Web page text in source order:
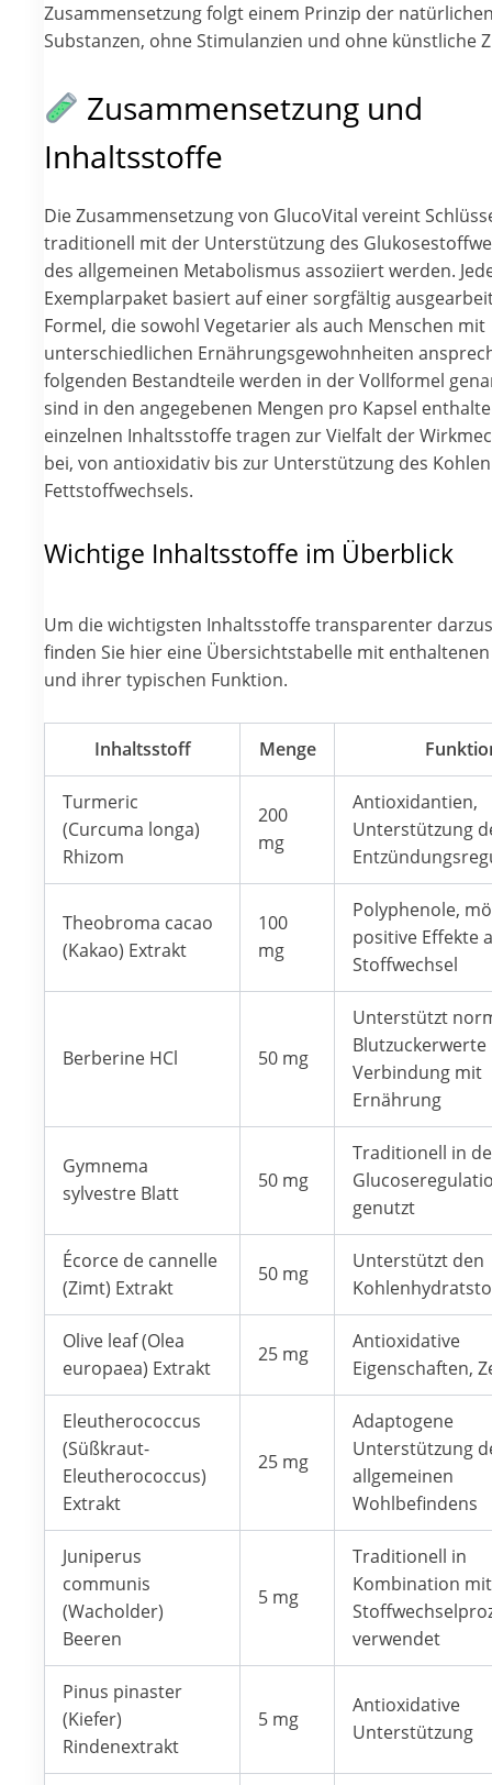
Zusammensetzung folgt einem Prinzip der
Substanzen, ohne Stimulanzien und ohne künstliche
Zusammensetzung und
Inhaltsstoffe
Die Zusammensetzung von GlucoVital vereint
traditionell mit der Unterstützung des
des allgemeinen Metabolismus assoziiert werden.
Exemplarpaket basiert auf einer sorgfältig
Formel, die sowohl Vegetarier als auch Menschen mit
unterschiedlichen Ernährungsgewohnheiten
folgenden Bestandteile werden in der Vollformel
sind in den angegebenen Mengen pro Kapsel
einzelnen Inhaltsstoffe tragen zur Vielfalt der
bei, von antioxidativ bis zur Unterstützung des
Fettstoffwechsels.
Wichtige Inhaltsstoffe im Überblick
Um die wichtigsten Inhaltsstoffe transparenter
finden Sie hier eine Übersichtstabelle mit
und ihrer typischen Funktion.
Inhaltsstoff Menge
Turmeric
(Curcuma longa)
Rhizom
200
mg
Antioxidantien,
Unterstützung
Theobroma cacao
(Kakao) Extrakt
100
mg
Polyphenole,
positive Effekte
Stoffwechsel
Berberine HCl 50 mg
Unterstützt
Blutzuckerwerte
Verbindung mit
Ernährung
Gymnema
sylvestre Blatt
50 mg
Traditionell in
genutzt
Écorce de cannelle
(Zimt) Extrakt
50 mg
Unterstützt den
Olive leaf (Olea
europaea) Extrakt
25 mg
Antioxidative
Eigenschaften,
Eleutherococcus
(Süßkraut-
Eleutherococcus)
Extrakt
25 mg
Adaptogene
Unterstützung
allgemeinen
Wohlbefindens
Juniperus
communis
(Wacholder)
Beeren
5 mg
Traditionell in
Kombination mit
verwendet
Pinus pinaster
(Kiefer)
Rindenextrakt
5 mg
Antioxidative
Unterstützung